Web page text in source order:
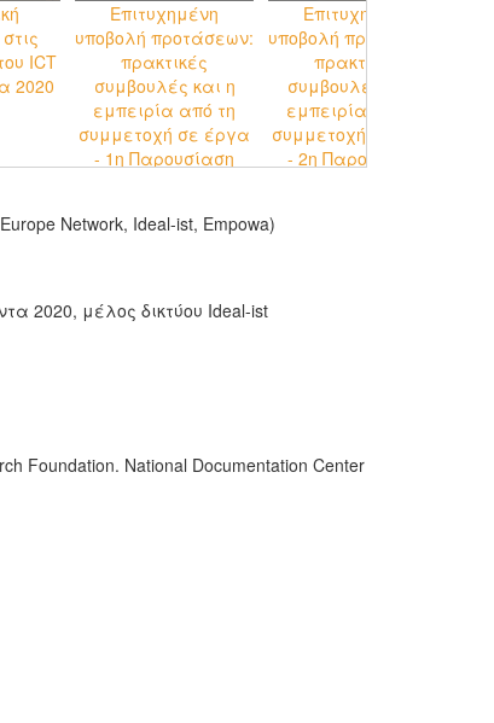
ICT
2020
Eπιτυχημένη
υποβολή προτάσεων:
πρακτικές
συμβουλές και η
εμπειρία από τη
συμμετοχή σε έργα
- 1η Παρουσίαση
Επιτυχημένη
υποβολή προτάσεων:
πρακτικές
συμβουλές και η
εμπειρία από τη
συμμετοχή σε έργα
- 2η Παρουσίαση
Network, Ideal-ist, Empowa)
2020, μέλος δικτύου Ideal-ist
Foundation. National Documentation Center